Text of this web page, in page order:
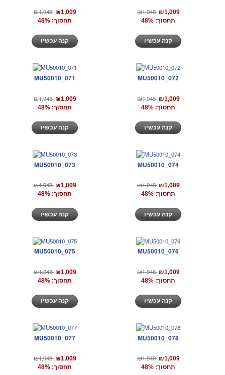
₪1,948 ₪1,009
תחסוך: 48%
₪1,948 ₪1,009
תחסוך: 48%
MU50010_071
₪1,948 ₪1,009
תחסוך: 48%
MU50010_072
₪1,948 ₪1,009
תחסוך: 48%
MU50010_073
₪1,948 ₪1,009
תחסוך: 48%
MU50010_074
₪1,948 ₪1,009
תחסוך: 48%
MU50010_075
₪1,948 ₪1,009
תחסוך: 48%
MU50010_076
₪1,948 ₪1,009
תחסוך: 48%
MU50010_077
₪1,948 ₪1,009
תחסוך: 48%
MU50010_078
₪1,948 ₪1,009
תחסוך: 48%